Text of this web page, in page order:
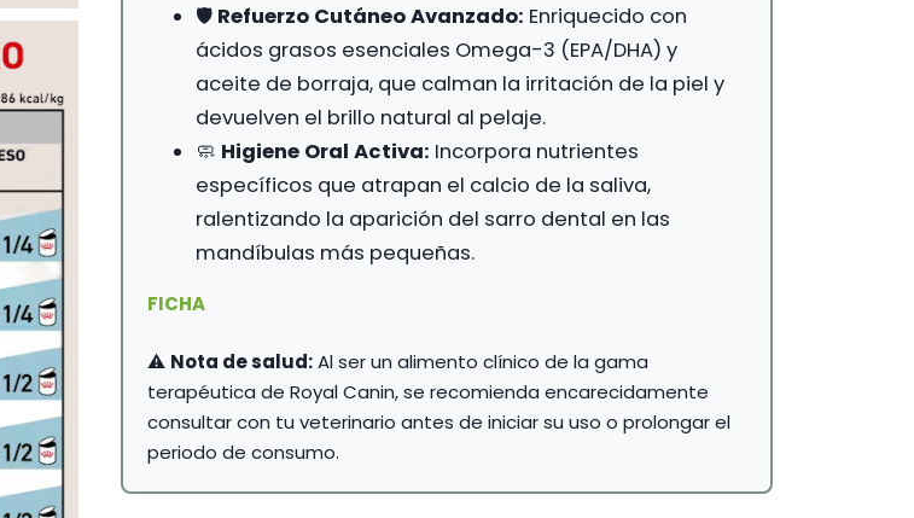
🛡️ Refuerzo Cutáneo Avanzado: Enriquecido con
ácidos grasos esenciales Omega-3 (EPA/DHA) y
aceite de borraja, que calman la irritación de la piel y
devuelven el brillo natural al pelaje.
🧼 Higiene Oral Activa: Incorpora nutrientes
específicos que atrapan el calcio de la saliva,
ralentizando la aparición del sarro dental en las
mandíbulas más pequeñas.
FICHA
⚠️ Nota de salud:Al ser un alimento clínico de la gama
terapéutica de Royal Canin, se recomienda encarecidamente
consultar con tu veterinario antes de iniciar su uso o prolongar el
periodo de consumo.